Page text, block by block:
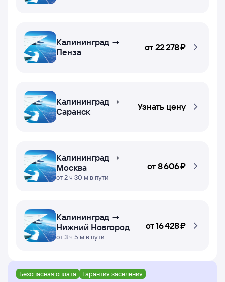
Калининград →
Пенза
от22 ⁠278 ⁠₽
Калининград →
Саранск
Узнать цену
Калининград →
Москва
от 2 ч 30 м в пути
от8 ⁠606 ⁠₽
Калининград →
Нижний Новгород
от 3 ч 5 м в пути
от16 ⁠428 ⁠₽
Безопасная оплата Гарантия заселения